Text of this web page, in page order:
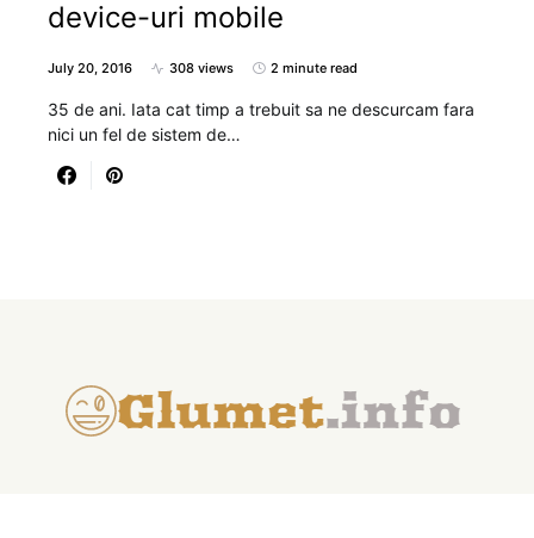
device-uri mobile
July 20, 2016 308 views 2 minute read
35 de ani. Iata cat timp a trebuit sa ne descurcam fara
nici un fel de sistem de…